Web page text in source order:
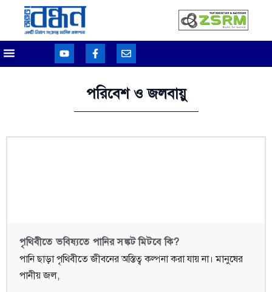
পরিবেশ ও জলবায়ু
পৃথিবীতে ভবিষ্যতে পানির সঙ্কট মিটবে কি?
পানি ছাড়া পৃথিবীতে জীবনের অস্তিত্ব কল্পনা করা যায় না। মানুষের
পানীয় জল,